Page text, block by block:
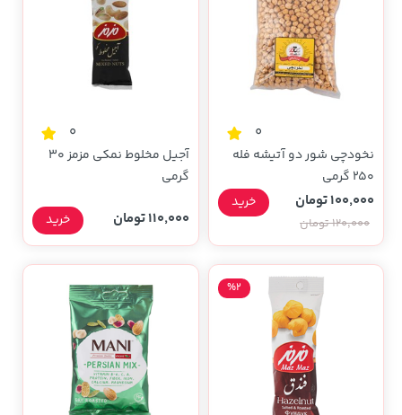
0
نخودچی شور دو آتیشه فله
250 گرمی
100,000 تومان
120,000 تومان
خرید
0
آجیل مخلوط نمکی مزمز 30
گرمی
110,000 تومان خرید
%2